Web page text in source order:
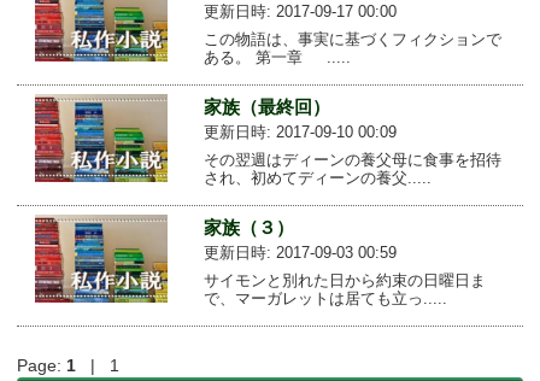
更新日時: 2017-09-17 00:00
この物語は、事実に基づくフィクションで
ある。 第一章 .....
家族（最終回）
更新日時: 2017-09-10 00:09
その翌週はディーンの養父母に食事を招待
され、初めてディーンの養父.....
家族（３）
更新日時: 2017-09-03 00:59
サイモンと別れた日から約束の日曜日ま
で、マーガレットは居ても立っ.....
Page: 1 | 1